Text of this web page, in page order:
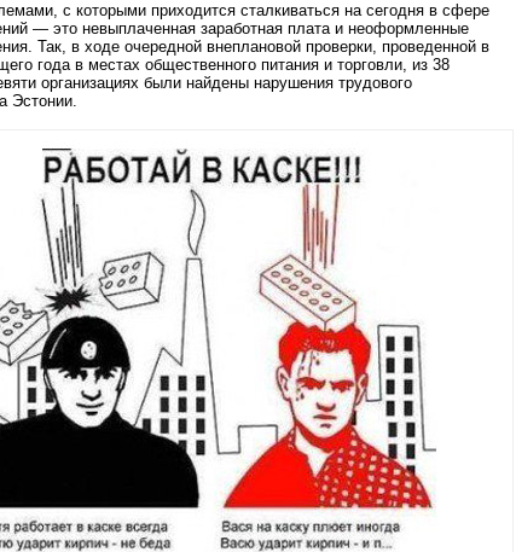
с которыми приходится сталкиваться на сегодня в сфере
— это невыплаченная заработная плата и неоформленные
Так, в ходе очередной внеплановой проверки, проведенной в
года в местах общественного питания и торговли, из 38
организациях были найдены нарушения трудового
Эстонии.